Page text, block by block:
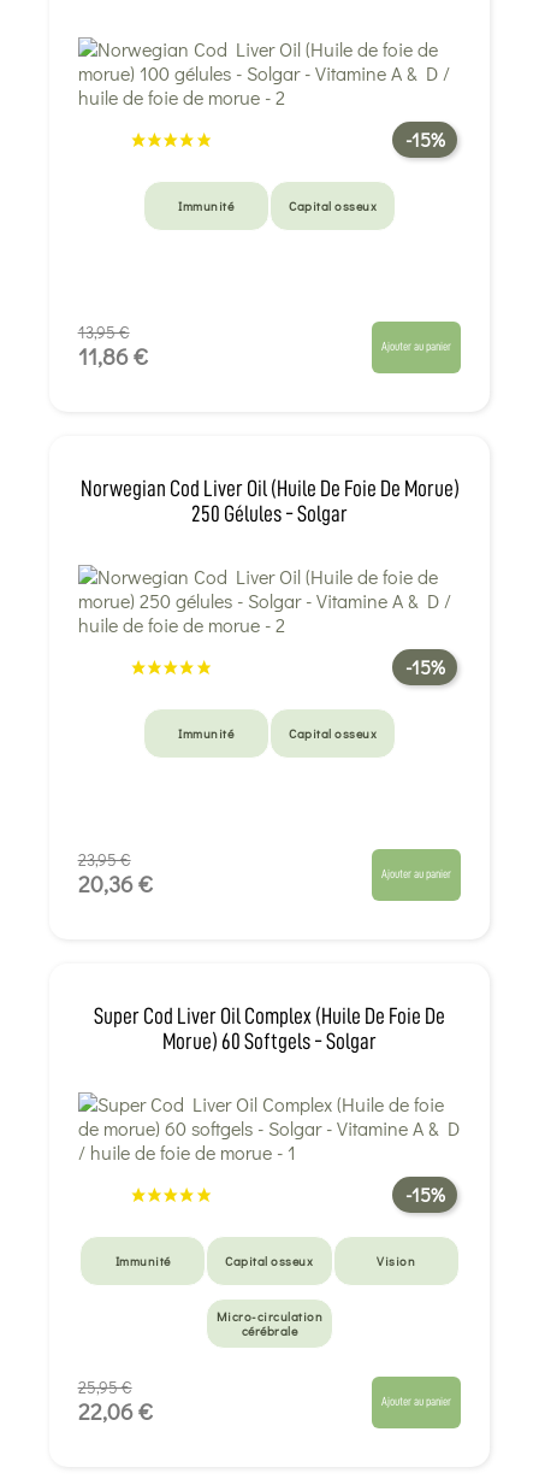
-15%
Immunité Capital osseux
13,95 €
11,86 € Ajouter au panier
Norwegian Cod Liver Oil (Huile De Foie De Morue)
250 Gélules - Solgar
-15%
Immunité Capital osseux
23,95 €
20,36 € Ajouter au panier
Super Cod Liver Oil Complex (Huile De Foie De
Morue) 60 Softgels - Solgar
-15%
Immunité Capital osseux Vision
Micro-circulation
cérébrale
25,95 €
22,06 € Ajouter au panier